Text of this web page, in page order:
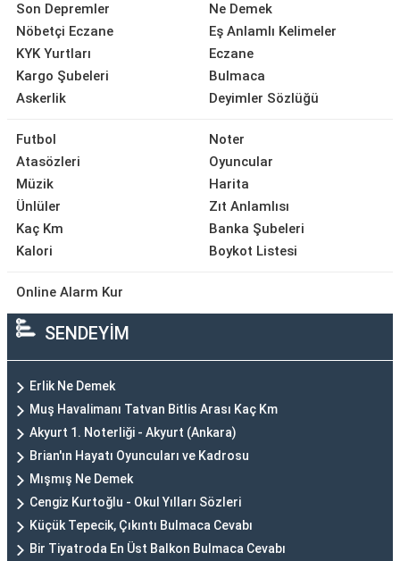
Son Depremler
Nöbetçi Eczane
KYK Yurtları
Kargo Şubeleri
Askerlik
Ne Demek
Eş Anlamlı Kelimeler
Eczane
Bulmaca
Deyimler Sözlüğü
Futbol
Atasözleri
Müzik
Ünlüler
Kaç Km
Kalori
Noter
Oyuncular
Harita
Zıt Anlamlısı
Banka Şubeleri
Boykot Listesi
Online Alarm Kur
SENDEYİM
Erlik Ne Demek
Muş Havalimanı Tatvan Bitlis Arası Kaç Km
Akyurt 1. Noterliği - Akyurt (Ankara)
Brian'ın Hayatı Oyuncuları ve Kadrosu
Mışmış Ne Demek
Cengiz Kurtoğlu - Okul Yılları Sözleri
Küçük Tepecik, Çıkıntı Bulmaca Cevabı
Bir Tiyatroda En Üst Balkon Bulmaca Cevabı